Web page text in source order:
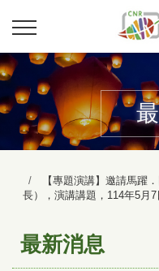
【專題演講】邀請馬躍
長），演講講題，114年5月
最新消息